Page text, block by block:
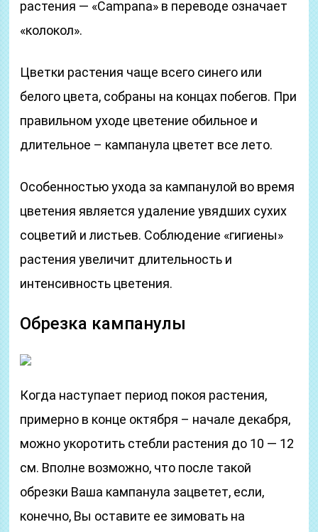
растения — «Campana» в переводе означает
«колокол».
Цветки растения чаще всего синего или
белого цвета, собраны на концах побегов. При
правильном уходе цветение обильное и
длительное – кампанула цветет все лето.
Особенностью ухода за кампанулой во время
цветения является удаление увядших сухих
соцветий и листьев. Соблюдение «гигиены»
растения увеличит длительность и
интенсивность цветения.
Обрезка кампанулы
Когда наступает период покоя растения,
примерно в конце октября – начале декабря,
можно укоротить стебли растения до 10 — 12
см. Вполне возможно, что после такой
обрезки Ваша кампанула зацветет, если,
конечно, Вы оставите ее зимовать на